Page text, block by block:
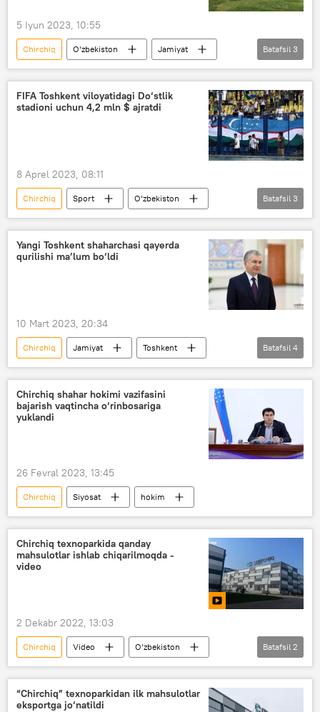
5 Iyun 2023, 10:55
Chirchiq O‘zbekiston
Jamiyat
yo‘l
Toshkent viloyati
Bo‘stonliq tumani
Batafsil 3
FIFA Toshkent viloyatidagi Do‘stlik
stadioni uchun 4,2 mln $ ajratdi
8 Aprel 2023, 08:11
Chirchiq Sport
O‘zbekiston
Toshkent viloyati
futbol
yangi qaror
Batafsil 3
Yangi Toshkent shaharchasi qayerda
qurilishi ma’lum bo‘ldi
10 Mart 2023, 20:34
Chirchiq Jamiyat
Toshkent
prezident
qurilish
loyiha
Quyichirchiq tumani
Batafsil 4
Chirchiq shahar hokimi vazifasini
bajarish vaqtincha o‘rinbosariga
yuklandi
26 Fevral 2023, 13:45
Chirchiq Siyosat hokim
Chirchiq texnoparkida qanday
mahsulotlar ishlab chiqarilmoqda -
video
2 Dekabr 2022, 13:03
Chirchiq Video
O‘zbekiston
texnopark
Rossiya
Batafsil 2
“Chirchiq” texnoparkidan ilk mahsulotlar
eksportga jo‘natildi